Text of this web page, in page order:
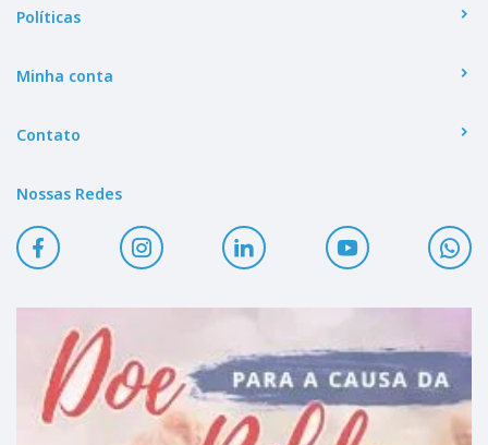
Políticas
Minha conta
Contato
Nossas Redes